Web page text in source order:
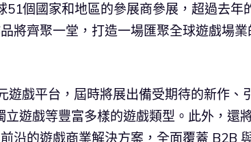
個國家和地區的參展商參展，超過去年
將齊聚一堂，打造一場匯聚全球遊戲場業
遊戲平台，屆時將展出備受期待的新作、
遊戲等豐富多樣的遊戲類型。此外，還
沿的遊戲商業解決方案，全面覆蓋 B2B